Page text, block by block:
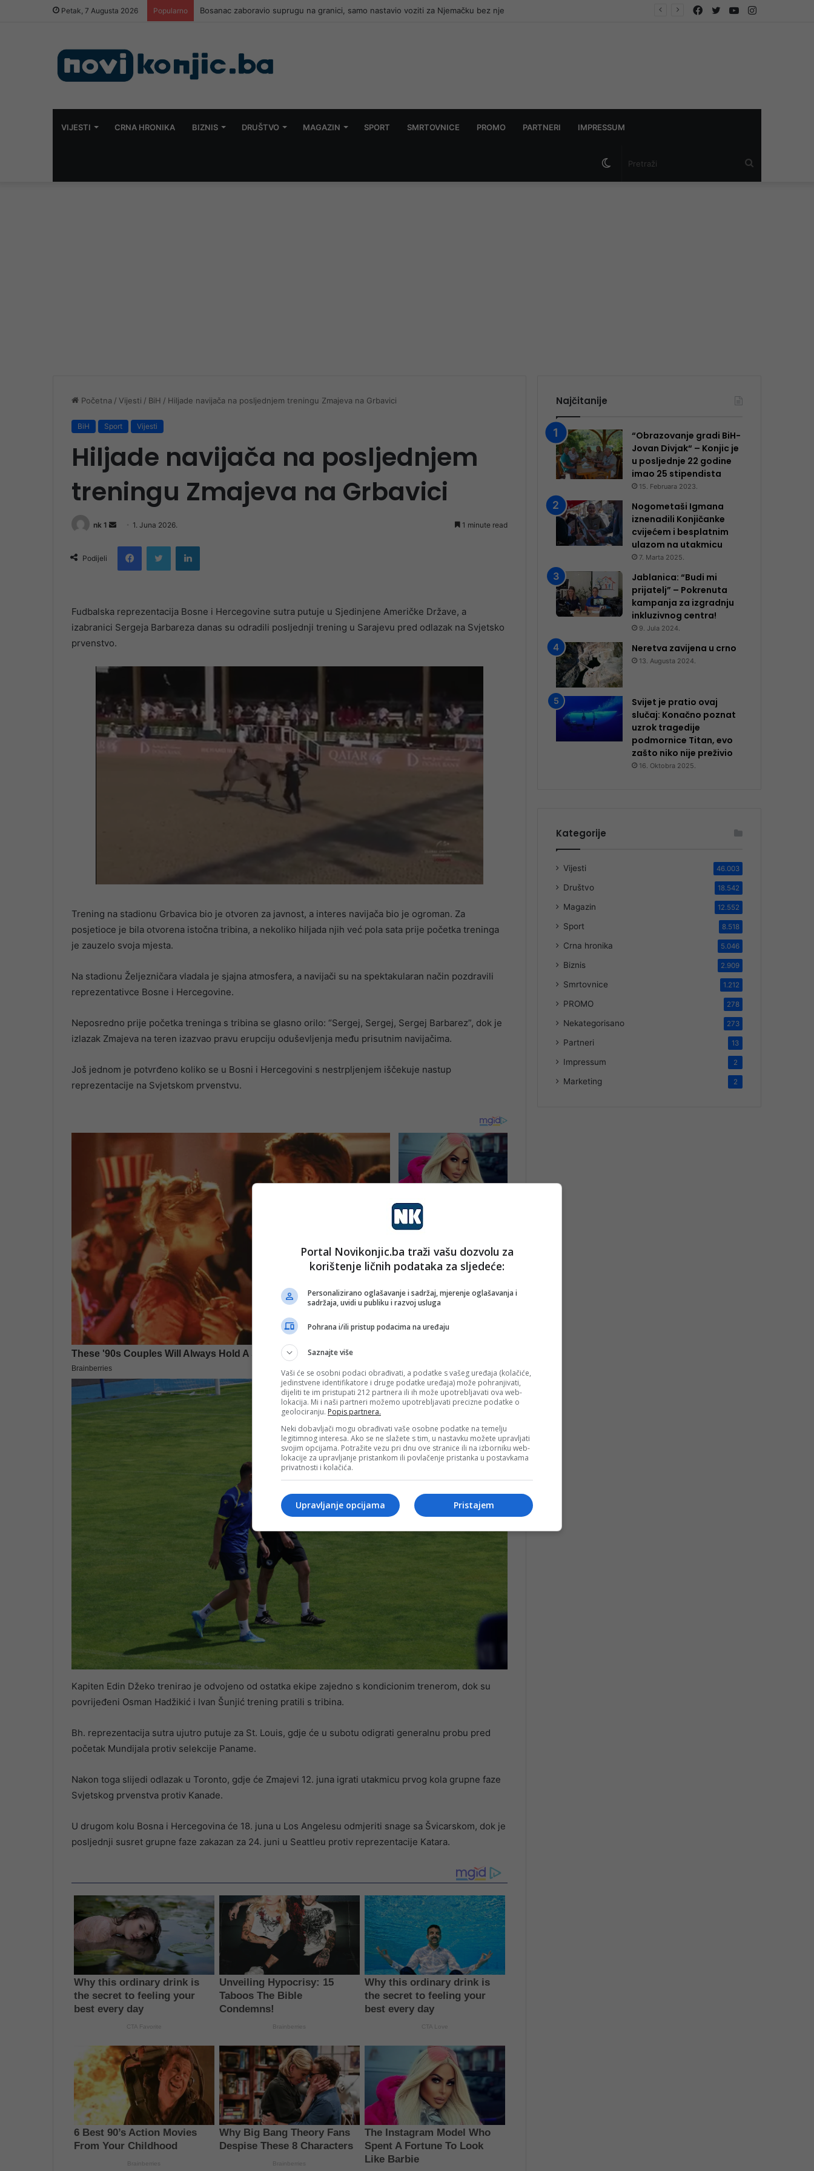
Petak, 7 Augusta 2026 Popularno Bosanac zaboravio suprugu na granici, samo nastavio voziti za Njemačku bez nje Instagram
YouTube
Twitter
Facebook
VIJESTI CRNA HRONIKA BIZNIS DRUŠTVO MAGAZIN SPORT SMRTOVNICE PROMO PARTNERI IMPRESSUM
Switch
Početna / Vijesti / BiH / Hiljade navijača na posljednjem treningu Zmajeva na Grbavici
BiH Sport Vijesti
Hiljade navijača na posljednjem
treningu Zmajeva na Grbavici
nk 1
Send
email
1. Juna 2026. 1 minute read
Podijeli
FacebookTwitter LinkedIn
Fudbalska reprezentacija Bosne i Hercegovine sutra putuje u Sjedinjene Američke Države, a
izabranici Sergeja Barbareza danas su odradili posljednji trening u Sarajevu pred odlazak na Svjetsko
prvenstvo.
Trening na stadionu Grbavica bio je otvoren za javnost, a interes navijača bio je ogroman. Za
posjetioce je bila otvorena istočna tribina, a nekoliko hiljada njih već pola sata prije početka treninga
je zauzelo svoja mjesta.
Na stadionu Željezničara vladala je sjajna atmosfera, a navijači su na spektakularan način pozdravili
reprezentativce Bosne i Hercegovine.
Neposredno prije početka treninga s tribina se glasno orilo: “Sergej, Sergej, Sergej Barbarez”, dok je
izlazak Zmajeva na teren izazvao pravu erupciju oduševljenja među prisutnim navijačima.
Još jednom je potvrđeno koliko se u Bosni i Hercegovini s nestrpljenjem iščekuje nastup
reprezentacije na Svjetskom prvenstvu.
Kapiten Edin Džeko trenirao je odvojeno od ostatka ekipe zajedno s kondicionim trenerom, dok su
povrijeđeni Osman Hadžikić i Ivan Šunjić trening pratili s tribina.
Bh. reprezentacija sutra ujutro putuje za St. Louis, gdje će u subotu odigrati generalnu probu pred
početak Mundijala protiv selekcije Paname.
Nakon toga slijedi odlazak u Toronto, gdje će Zmajevi 12. juna igrati utakmicu prvog kola grupne faze
Svjetskog prvenstva protiv Kanade.
U drugom kolu Bosna i Hercegovina će 18. juna u Los Angelesu odmjeriti snage sa Švicarskom, dok je
posljednji susret grupne faze zakazan za 24. juni u Seattleu protiv reprezentacije Katara.
Najčitanije
“Obrazovanje gradi BiH-
Jovan Divjak“ – Konjic je
u posljednje 22 godine
imao 25 ​​stipendista
15. Februara 2023.
Nogometaši Igmana
iznenadili Konjičanke
cvijećem i besplatnim
ulazom na utakmicu
7. Marta 2025.
Jablanica: “Budi mi
prijatelj” – Pokrenuta
kampanja za izgradnju
inkluzivnog centra!
9. Jula 2024.
Neretva zavijena u crno
13. Augusta 2024.
Svijet je pratio ovaj
slučaj: Konačno poznat
uzrok tragedije
podmornice Titan, evo
zašto niko nije preživio
16. Oktobra 2025.
Kategorije
Vijesti 46.003
Društvo 18.542
Magazin 12.552
Sport 8.518
Crna hronika 5.046
Biznis 2.909
Smrtovnice 1.212
PROMO 278
Nekategorisano 273
Partneri 13
Impressum 2
Marketing 2
Portal Novikonjic.ba traži vašu dozvolu za
korištenje ličnih podataka za sljedeće:
Personalizirano oglašavanje i sadržaj, mjerenje oglašavanja i
sadržaja, uvidi u publiku i razvoj usluga
Pohrana i/ili pristup podacima na uređaju
Saznajte više
Vaši će se osobni podaci obrađivati, a podatke s vašeg uređaja (kolačiće,
jedinstvene identifikatore i druge podatke uređaja) može pohranjivati,
dijeliti te im pristupati 212 partnera ili ih može upotrebljavati ova web-
lokacija. Mi i naši partneri možemo upotrebljavati precizne podatke o
geolociranju. Popis partnera.
Neki dobavljači mogu obrađivati vaše osobne podatke na temelju
legitimnog interesa. Ako se ne slažete s tim, u nastavku možete upravljati
svojim opcijama. Potražite vezu pri dnu ove stranice ili na izborniku web-
lokacije za upravljanje pristankom ili povlačenje pristanka u postavkama
privatnosti i kolačića.
Pristajem
Upravljanje opcijama